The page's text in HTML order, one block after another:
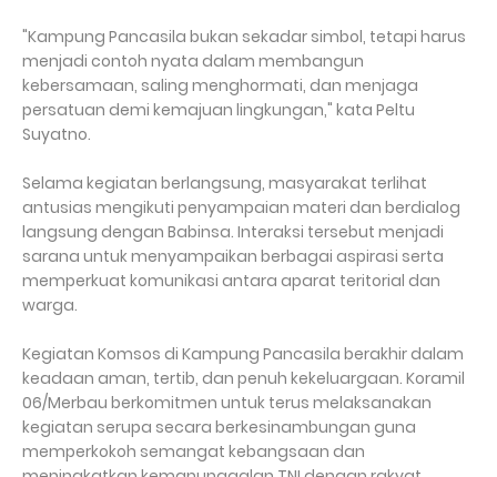
"Kampung Pancasila bukan sekadar simbol, tetapi harus
menjadi contoh nyata dalam membangun
kebersamaan, saling menghormati, dan menjaga
persatuan demi kemajuan lingkungan," kata Peltu
Suyatno.
Selama kegiatan berlangsung, masyarakat terlihat
antusias mengikuti penyampaian materi dan berdialog
langsung dengan Babinsa. Interaksi tersebut menjadi
sarana untuk menyampaikan berbagai aspirasi serta
memperkuat komunikasi antara aparat teritorial dan
warga.
Kegiatan Komsos di Kampung Pancasila berakhir dalam
keadaan aman, tertib, dan penuh kekeluargaan. Koramil
06/Merbau berkomitmen untuk terus melaksanakan
kegiatan serupa secara berkesinambungan guna
memperkokoh semangat kebangsaan dan